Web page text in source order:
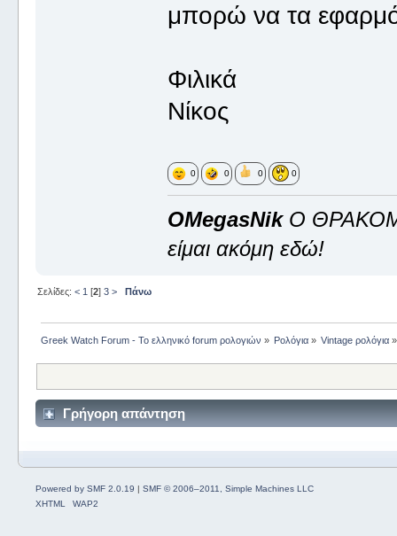
μπορώ να τα
Φιλικά
Νίκος
0 0 0 0
OMegasNikΟ
είμαι ακόμη εδώ!
Σελίδες: < 1 [2] 3 > Πάνω
Greek Watch Forum - Το ελληνικό forum ρολογιών » Ρολόγια » Vintage ρολόγια »
Γρήγορη απάντηση
Powered by SMF 2.0.19 | SMF © 2006–2011, Simple Machines LLC
XHTML
WAP2